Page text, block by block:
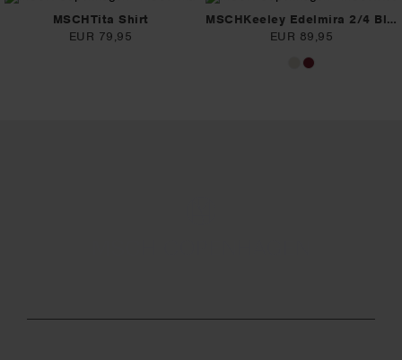
MSCHTita Shirt
EUR 79,95
MSCHKeeley Edelmira 2/4 Blazer
EUR 89,95